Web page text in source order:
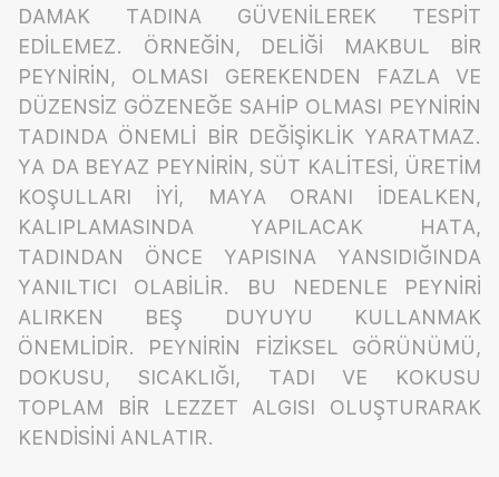
DAMAK TADINA GÜVENİLEREK TESPİT
EDİLEMEZ. ÖRNEĞİN, DELİĞİ MAKBUL BİR
PEYNİRİN, OLMASI GEREKENDEN FAZLA VE
DÜZENSİZ GÖZENEĞE SAHİP OLMASI PEYNİRİN
TADINDA ÖNEMLİ BİR DEĞİŞİKLİK YARATMAZ.
YA DA BEYAZ PEYNİRİN, SÜT KALİTESİ, ÜRETİM
KOŞULLARI İYİ, MAYA ORANI İDEALKEN,
KALIPLAMASINDA YAPILACAK HATA,
TADINDAN ÖNCE YAPISINA YANSIDIĞINDA
YANILTICI OLABİLİR. BU NEDENLE PEYNİRİ
ALIRKEN BEŞ DUYUYU KULLANMAK
ÖNEMLİDİR. PEYNİRİN FİZİKSEL GÖRÜNÜMÜ,
DOKUSU, SICAKLIĞI, TADI VE KOKUSU
TOPLAM BİR LEZZET ALGISI OLUŞTURARAK
KENDİSİNİ ANLATIR.